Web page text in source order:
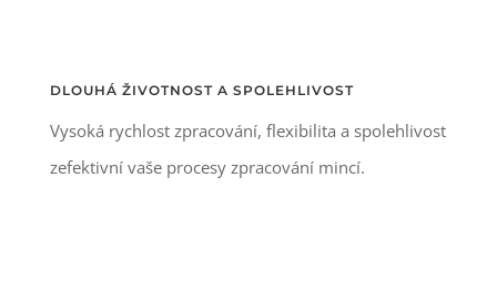
DLOUHÁ ŽIVOTNOST A SPOLEHLIVOST
Vysoká rychlost zpracování, flexibilita a spolehlivost
zefektivní vaše procesy zpracování mincí.